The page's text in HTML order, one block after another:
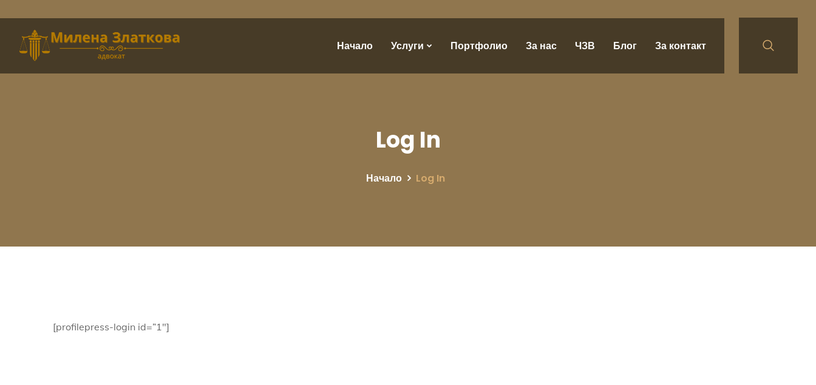
Начало Услуги Портфолио За нас ЧЗВ Блог За контакт
Log In
Начало Log In
[profilepress-login id=”1″]